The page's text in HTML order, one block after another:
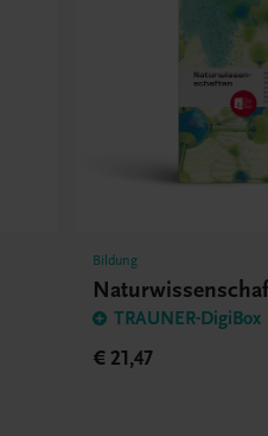
Bildung
TRAUNER-DigiBox
€ 21,47